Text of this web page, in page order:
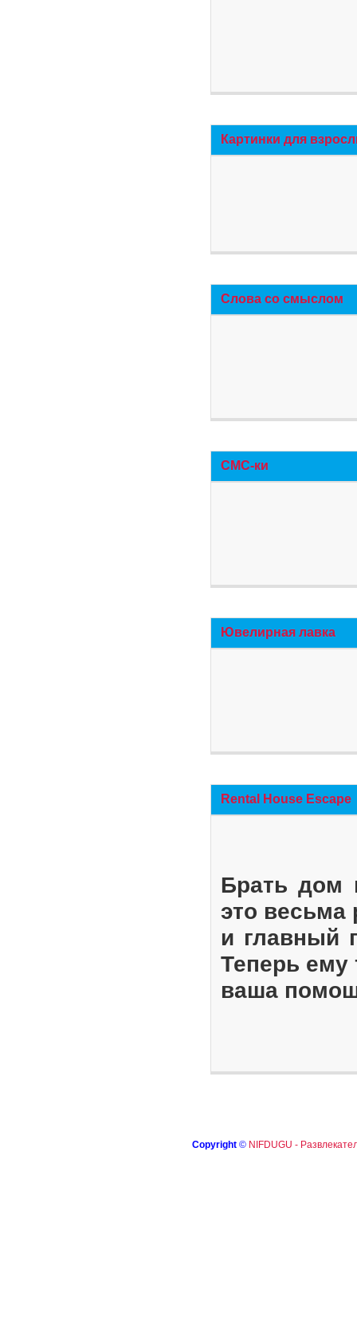
Картинки для
Слова со смыслом
СМС-ки
Ювелирная лавка
Rental House Escape
Брать дом
это весьма
и главный
Теперь ему
ваша
Copyright © NIFDUGU -